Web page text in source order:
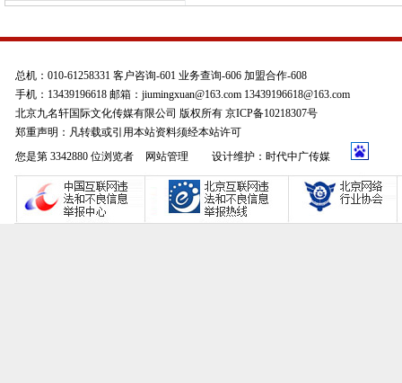
总机：010-61258331 客户咨询-601 业务查询-606 加盟合作-608
手机：13439196618 邮箱：jiumingxuan@163.com 13439196618@163.com
北京九名轩国际文化传媒有限公司 版权所有 京ICP备10218307号
郑重声明：凡转载或引用本站资料须经本站许可
您是第 3342880 位浏览者
网站管理 设计维护：时代中广传媒